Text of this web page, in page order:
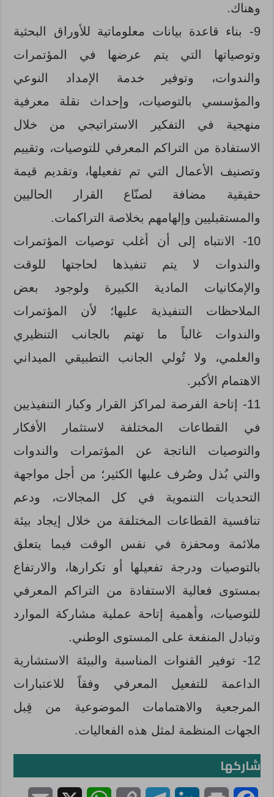
وهناك.
9- بناء قاعدة بيانات معلوماتية للأوراق البحثية
وتوصياتها التي يتم عرضها في المؤتمرات
والندوات، وتوفير خدمة الإمداد النوعي
والمؤسسي بالتوصيات، وإحداث نقلة معرفية
منهجية في التفكير الاستراتيجي من خلال
الاستفادة من التراكم المعرفي للتوصيات، وتقييم
وتصنيف الأعمال التي تم تفعيلها، وتقديم قيمة
حقيقية مضافة لصنّاع القرار الحاليين
والمستقبليين وإلهامهم بخلاصة التراكمات.
10- الانتباه إلى أن أغلب توصيات المؤتمرات
والندوات لا يتم تنفيذها لحاجتها للوقت
والإمكانيات المادية الكبيرة ولوجود بعض
الملاحظات التنفيذية عليها؛ لأن المؤتمرات
والندوات غالباً ما تهتم بالجانب التنظيري
والعلمي، ولا تُولي الجانب التطبيقي الميداني
الاهتمام الأكبر.
11- إتاحة الفرصة لمراكز القرار وكبار التنفيذيين
في القطاعات المختلفة لاستثمار الأفكار
والتوصيات الناتجة عن المؤتمرات والندوات
والتي بُذل وصُرف عليها الكثير؛ من أجل مواجهة
التحديات التنموية في كل المجالات، ودعم
تنافسية القطاعات المختلفة من خلال إيجاد بيئة
ملائمة ومحفزة في نفس الوقت فيما يتعلق
بالتوصيات ودرجة تفعيلها أو تكرارها، والارتفاع
بمستوى فعالية الاستفادة من التراكم المعرفي
للتوصيات، وأهمية إتاحة عملية مشاركة الموارد
وتبادل المنفعة على المستوى الوطني.
12- توفير القنوات المناسبة والبيئة الاستشارية
الداعمة للتفعيل المعرفي وفقاً للاعتبارات
المرجعية والاهتمامات الموضوعية من قِبل
الجهات المنظمة لمثل هذه الفعاليات.
شاركها